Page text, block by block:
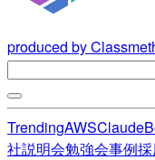
produced by
TrendingAWSClaude
社説明会勉強会事例